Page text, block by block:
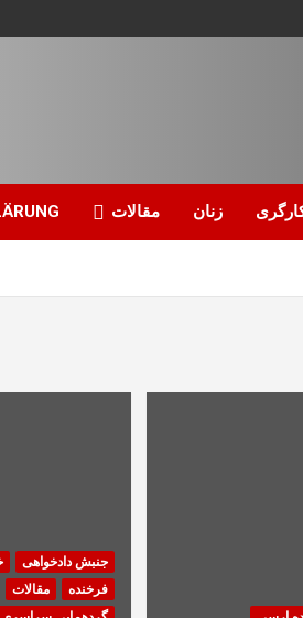
زنان مقالات
جنبش دادخواهی
فرخنده
مقالات